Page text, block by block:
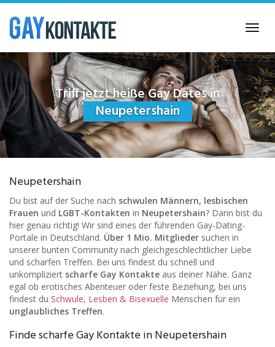
Skip
main
content
Triff jetzt heiße Gay Dates in
Neupetershain
Neupetershain
Du bist auf der Suche nach schwulen Männern, lesbischen
Frauen und LGBT-Kontakten in Neupetershain? Dann bist du
hier genau richtig! Wir sind eines der führenden Gay-Dating-
Portale in Deutschland. Über 1 Mio. Mitglieder suchen in
unserer bunten Community nach gleichgeschlechtlicher Liebe
und scharfen Treffen. Bei uns findest du schnell und
unkompliziert scharfe Gay Kontakte aus deiner Nähe. Ganz
egal ob erotisches Abenteuer oder feste Beziehung, bei uns
findest du Schwule, Lesben & Bisexuelle Menschen für ein
unglaubliches Treffen.
Finde scharfe Gay Kontakte in Neupetershain